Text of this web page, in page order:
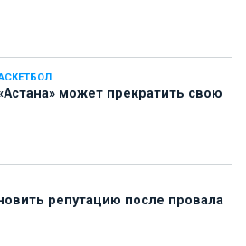
может прекратить свою
репутацию после провала